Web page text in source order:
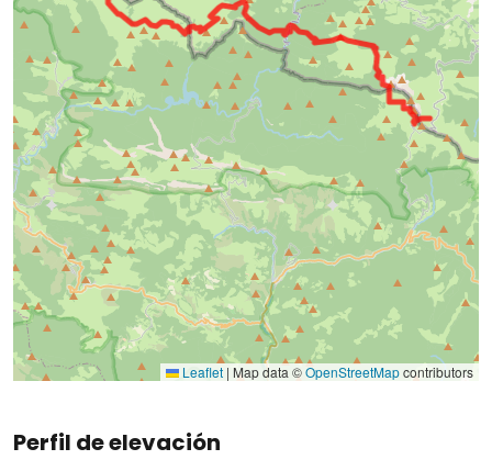
Leaflet | Map data ©OpenStreetMapcontributors
Perfil de elevación